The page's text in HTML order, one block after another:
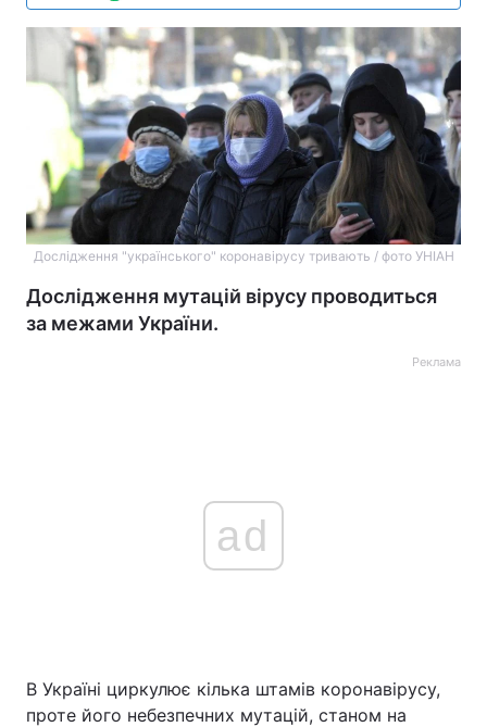
Дослідження "українського" коронавірусу тривають / фото УНІАН
Дослідження мутацій вірусу проводиться
за межами України.
Реклама
ad
В Україні циркулює кілька штамів коронавірусу,
проте його небезпечних мутацій, станом на